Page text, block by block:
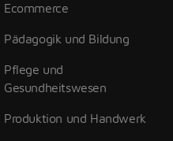
Ecommerce
Pädagogik und Bildung
Pflege und
Gesundheitswesen
Produktion und Handwerk